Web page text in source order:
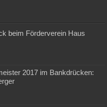
beim Förderverein Haus
2017 im Bankdrücken: